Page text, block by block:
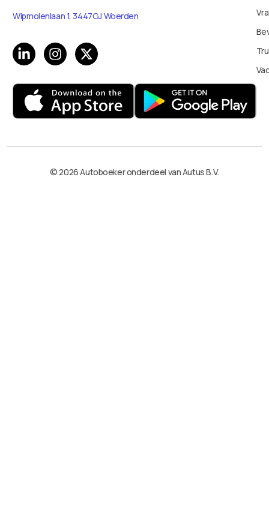
Wipmolenlaan 1, 3447GJ Woerden
© 2026 Autoboeker onderdeel van Autus B.V.